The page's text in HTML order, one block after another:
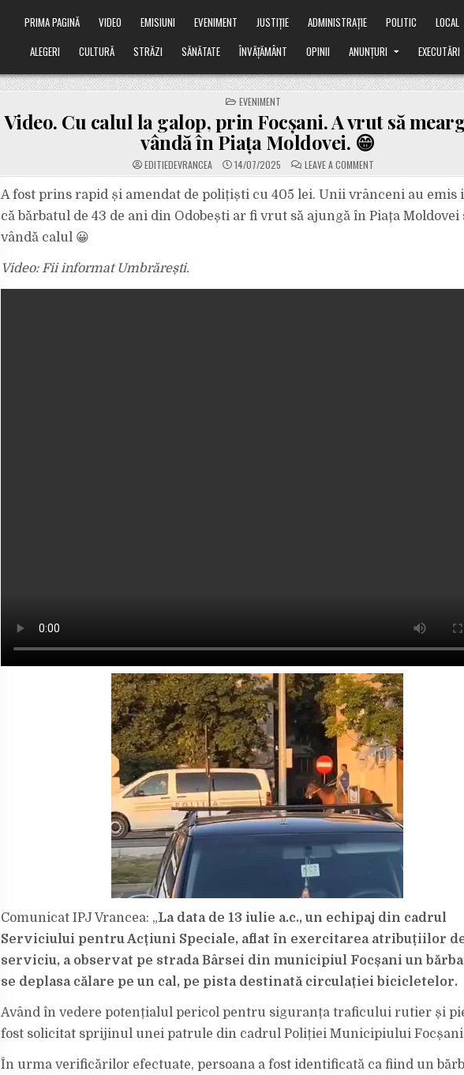
PRIMA PAGINĂ VIDEO EMISIUNI EVENIMENT JUSTIȚIE ADMINISTRAȚIE POLITIC LOCAL
ALEGERI
CULTURĂ STRĂZI SĂNĂTATE ÎNVĂȚĂMÂNT OPINII ANUNȚURI EXECUTĂRI
POSTED
IN
EVENIMENT
Video. Cu calul la galop, prin Focșani. A vrut să
vândă în Piața Moldovei. 😁
EDITIEDEVRANCEA 14/07/2025 LEAVE A COMMENT
VIDEO.
CALUL
LA
GALOP,
PRIN
L
A fost prins rapid și amendat de polițiști cu 405 lei. Unii vrânceni au emis
că bărbatul de 43 de ani din Odobești ar fi vrut să ajungă în Piața Moldovei
vândă calul 😀
Video: Fii informat Umbrărești.
Comunicat IPJ Vrancea: „La data de 13 iulie a.c., un echipaj din cadrul
Serviciului pentru Acțiuni Speciale, aflat în exercitarea atribuțiilor
serviciu, a observat pe strada Bârsei din municipiul Focșani un
se deplasa călare pe un cal, pe pista destinată circulației bicicletelor.
Având în vedere potențialul pericol pentru siguranța traficului rutier și
fost solicitat sprijinul unei patrule din cadrul Poliției Municipiului
În urma verificărilor efectuate, persoana a fost identificată ca fiind un